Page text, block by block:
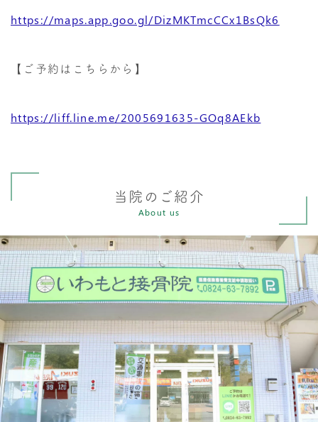
https://maps.app.goo.gl/DizMKTmcCCx1BsQk6
【ご予約はこちらから】
https://liff.line.me/2005691635-GOq8AEkb
当院のご紹介
About us